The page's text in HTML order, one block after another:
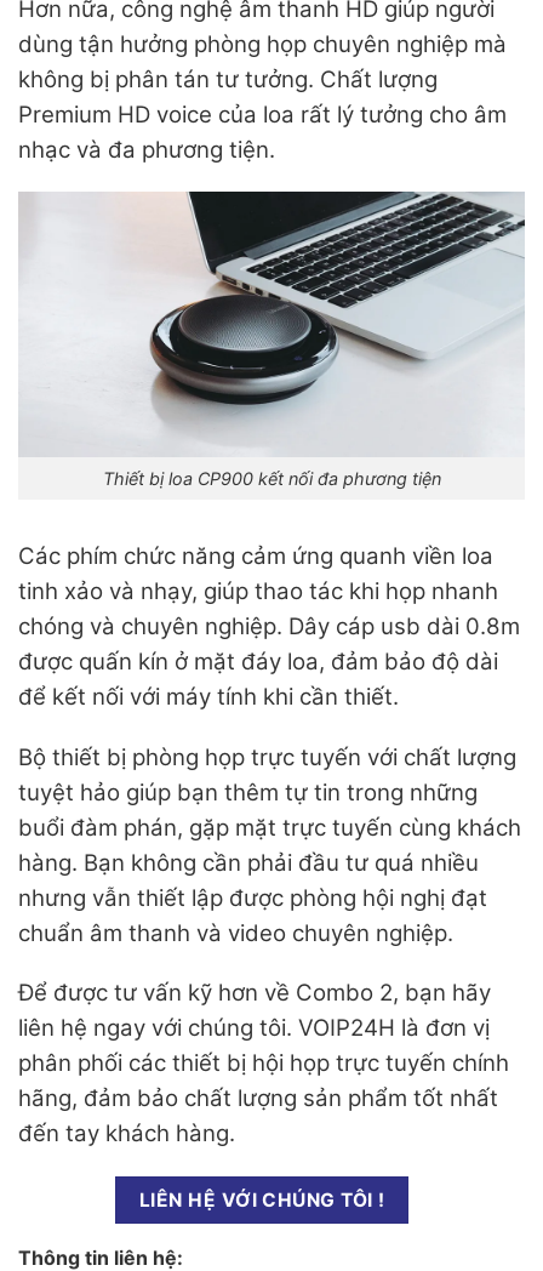
Hơn nữa, công nghệ âm thanh HD giúp người
dùng tận hưởng phòng họp chuyên nghiệp mà
không bị phân tán tư tưởng. Chất lượng
Premium HD voice của loa rất lý tưởng cho âm
nhạc và đa phương tiện.
Thiết bị loa CP900 kết nối đa phương tiện
Các phím chức năng cảm ứng quanh viền loa
tinh xảo và nhạy, giúp thao tác khi họp nhanh
chóng và chuyên nghiệp. Dây cáp usb dài 0.8m
được quấn kín ở mặt đáy loa, đảm bảo độ dài
để kết nối với máy tính khi cần thiết.
Bộ thiết bị phòng họp trực tuyến với chất lượng
tuyệt hảo giúp bạn thêm tự tin trong những
buổi đàm phán, gặp mặt trực tuyến cùng khách
hàng. Bạn không cần phải đầu tư quá nhiều
nhưng vẫn thiết lập được phòng hội nghị đạt
chuẩn âm thanh và video chuyên nghiệp.
Để được tư vấn kỹ hơn về Combo 2, bạn hãy
liên hệ ngay với chúng tôi. VOIP24H là đơn vị
phân phối các thiết bị hội họp trực tuyến chính
hãng, đảm bảo chất lượng sản phẩm tốt nhất
đến tay khách hàng.
LIÊN HỆ VỚI CHÚNG TÔI !
Thông tin liên hệ: